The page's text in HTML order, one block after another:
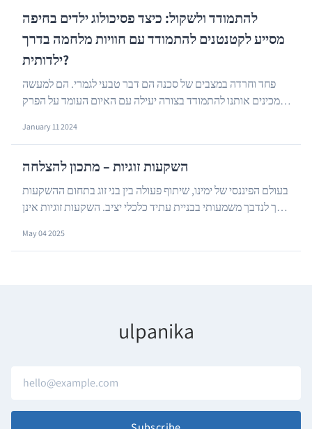
להתמודד ולשקול: כיצד פסיכולוג ילדים בחיפה
מסייע לקטנטנים להתמודד עם חוויות מלחמה בדרך
ילדותית?
פחד וחרדה במצבים של סכנה הם דבר טבעי לגמרי. הם למעשה
מכינים אותנו להתמודד בצורה יעילה עם האיום העומד על הפרק
January 11 2024
השקעות זוגיות – מתכון להצלחה
בעולם הפיננסי של ימינו, שיתוף פעולה בין בני זוג בתחום ההשקעות
הפך לנדבך משמעותי בבניית עתיד כלכלי יציב. השקעות זוגיות אינן
May 04 2025
ulpanika